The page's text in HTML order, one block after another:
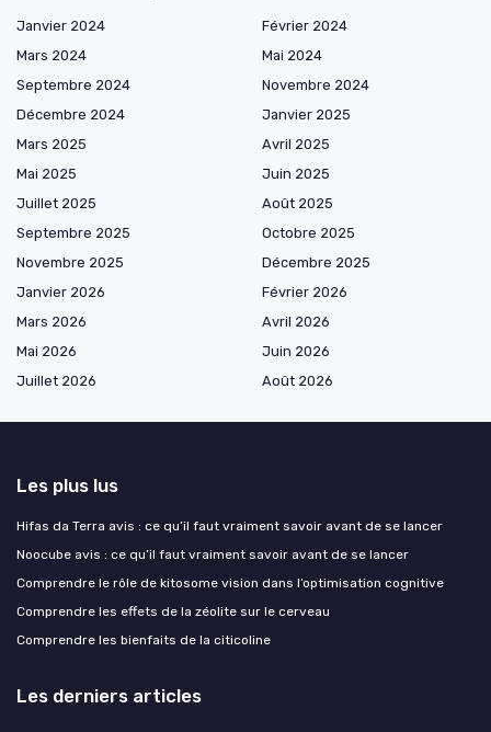
Janvier 2024
Février 2024
Mars 2024
Mai 2024
Septembre 2024
Novembre 2024
Décembre 2024
Janvier 2025
Mars 2025
Avril 2025
Mai 2025
Juin 2025
Juillet 2025
Août 2025
Septembre 2025
Octobre 2025
Novembre 2025
Décembre 2025
Janvier 2026
Février 2026
Mars 2026
Avril 2026
Mai 2026
Juin 2026
Juillet 2026
Août 2026
Les plus lus
Hifas da Terra avis : ce qu’il faut vraiment savoir avant de se lancer
Noocube avis : ce qu’il faut vraiment savoir avant de se lancer
Comprendre le rôle de kitosome vision dans l’optimisation cognitive
Comprendre les effets de la zéolite sur le cerveau
Comprendre les bienfaits de la citicoline
Les derniers articles